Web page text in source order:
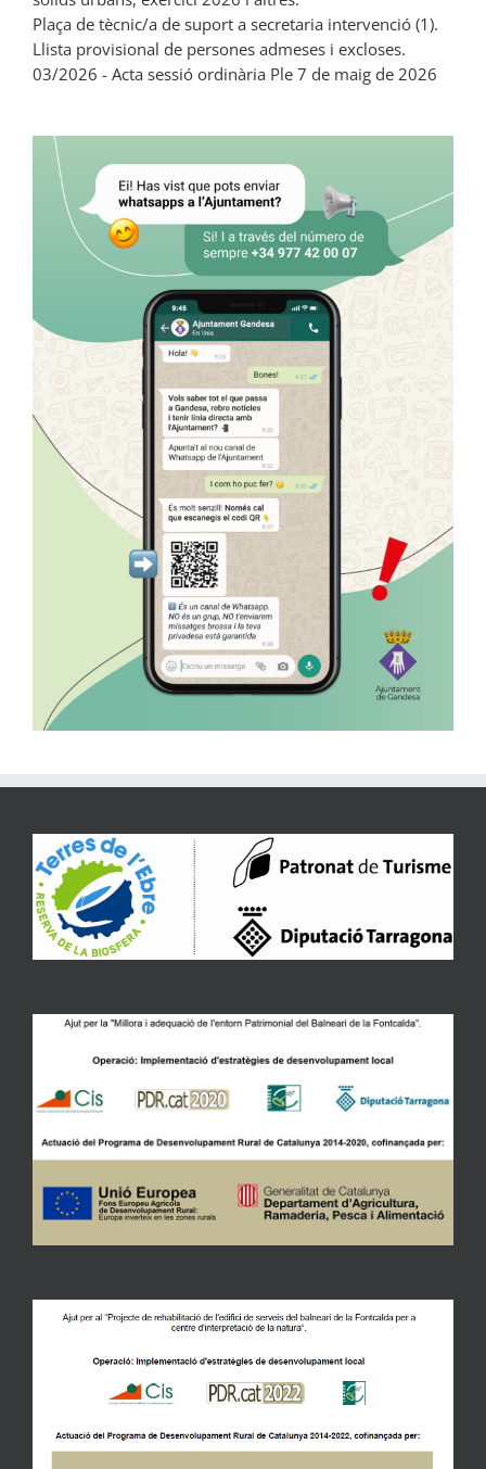
Plaça de tècnic/a de suport a secretaria intervenció (1).
Llista provisional de persones admeses i excloses.
03/2026 - Acta sessió ordinària Ple 7 de maig de 2026